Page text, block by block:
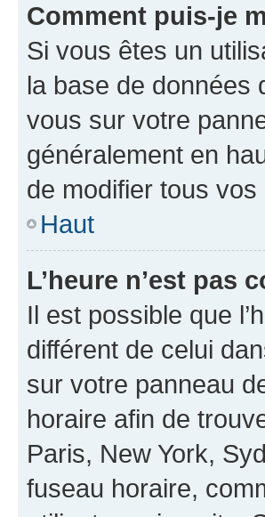
Comment puis-je
Si vous êtes un
la base de données
vous sur votre
généralement en
de modifier tous
Haut
L’heure n’est pas
Il est possible que
différent de celui
sur votre panneau
horaire afin de
Paris, New York,
fuseau horaire,